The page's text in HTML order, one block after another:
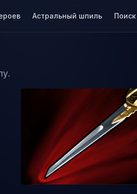
Астральный шпиль Поиск